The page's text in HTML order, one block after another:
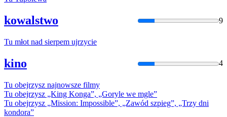
kowalstwo 9
Tu młot nad sierpem ujrzycie
kino 4
Tu obejrzysz najnowsze filmy
Tu obejrzysz „King Konga”, „Goryle we mgle”
Tu obejrzysz „Mission: Impossible”, „Zawód szpieg”, „Trzy dni
kondora”